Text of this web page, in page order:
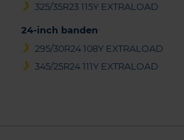
325/35R23 115Y EXTRALOAD
24-inch banden
295/30R24 108Y EXTRALOAD
345/25R24 111Y EXTRALOAD